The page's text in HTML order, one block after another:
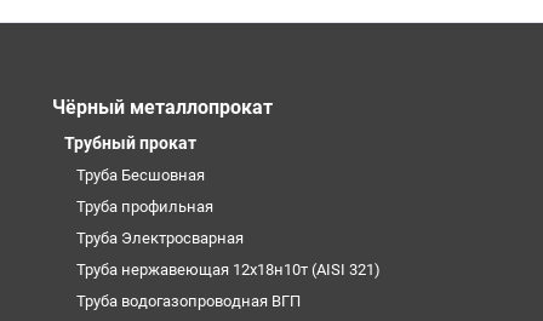
Чёрный металлопрокат
Трубный прокат
Труба Бесшовная
Труба профильная
Труба Электросварная
Труба нержавеющая 12х18н10т (AISI 321)
Труба водогазопроводная ВГП